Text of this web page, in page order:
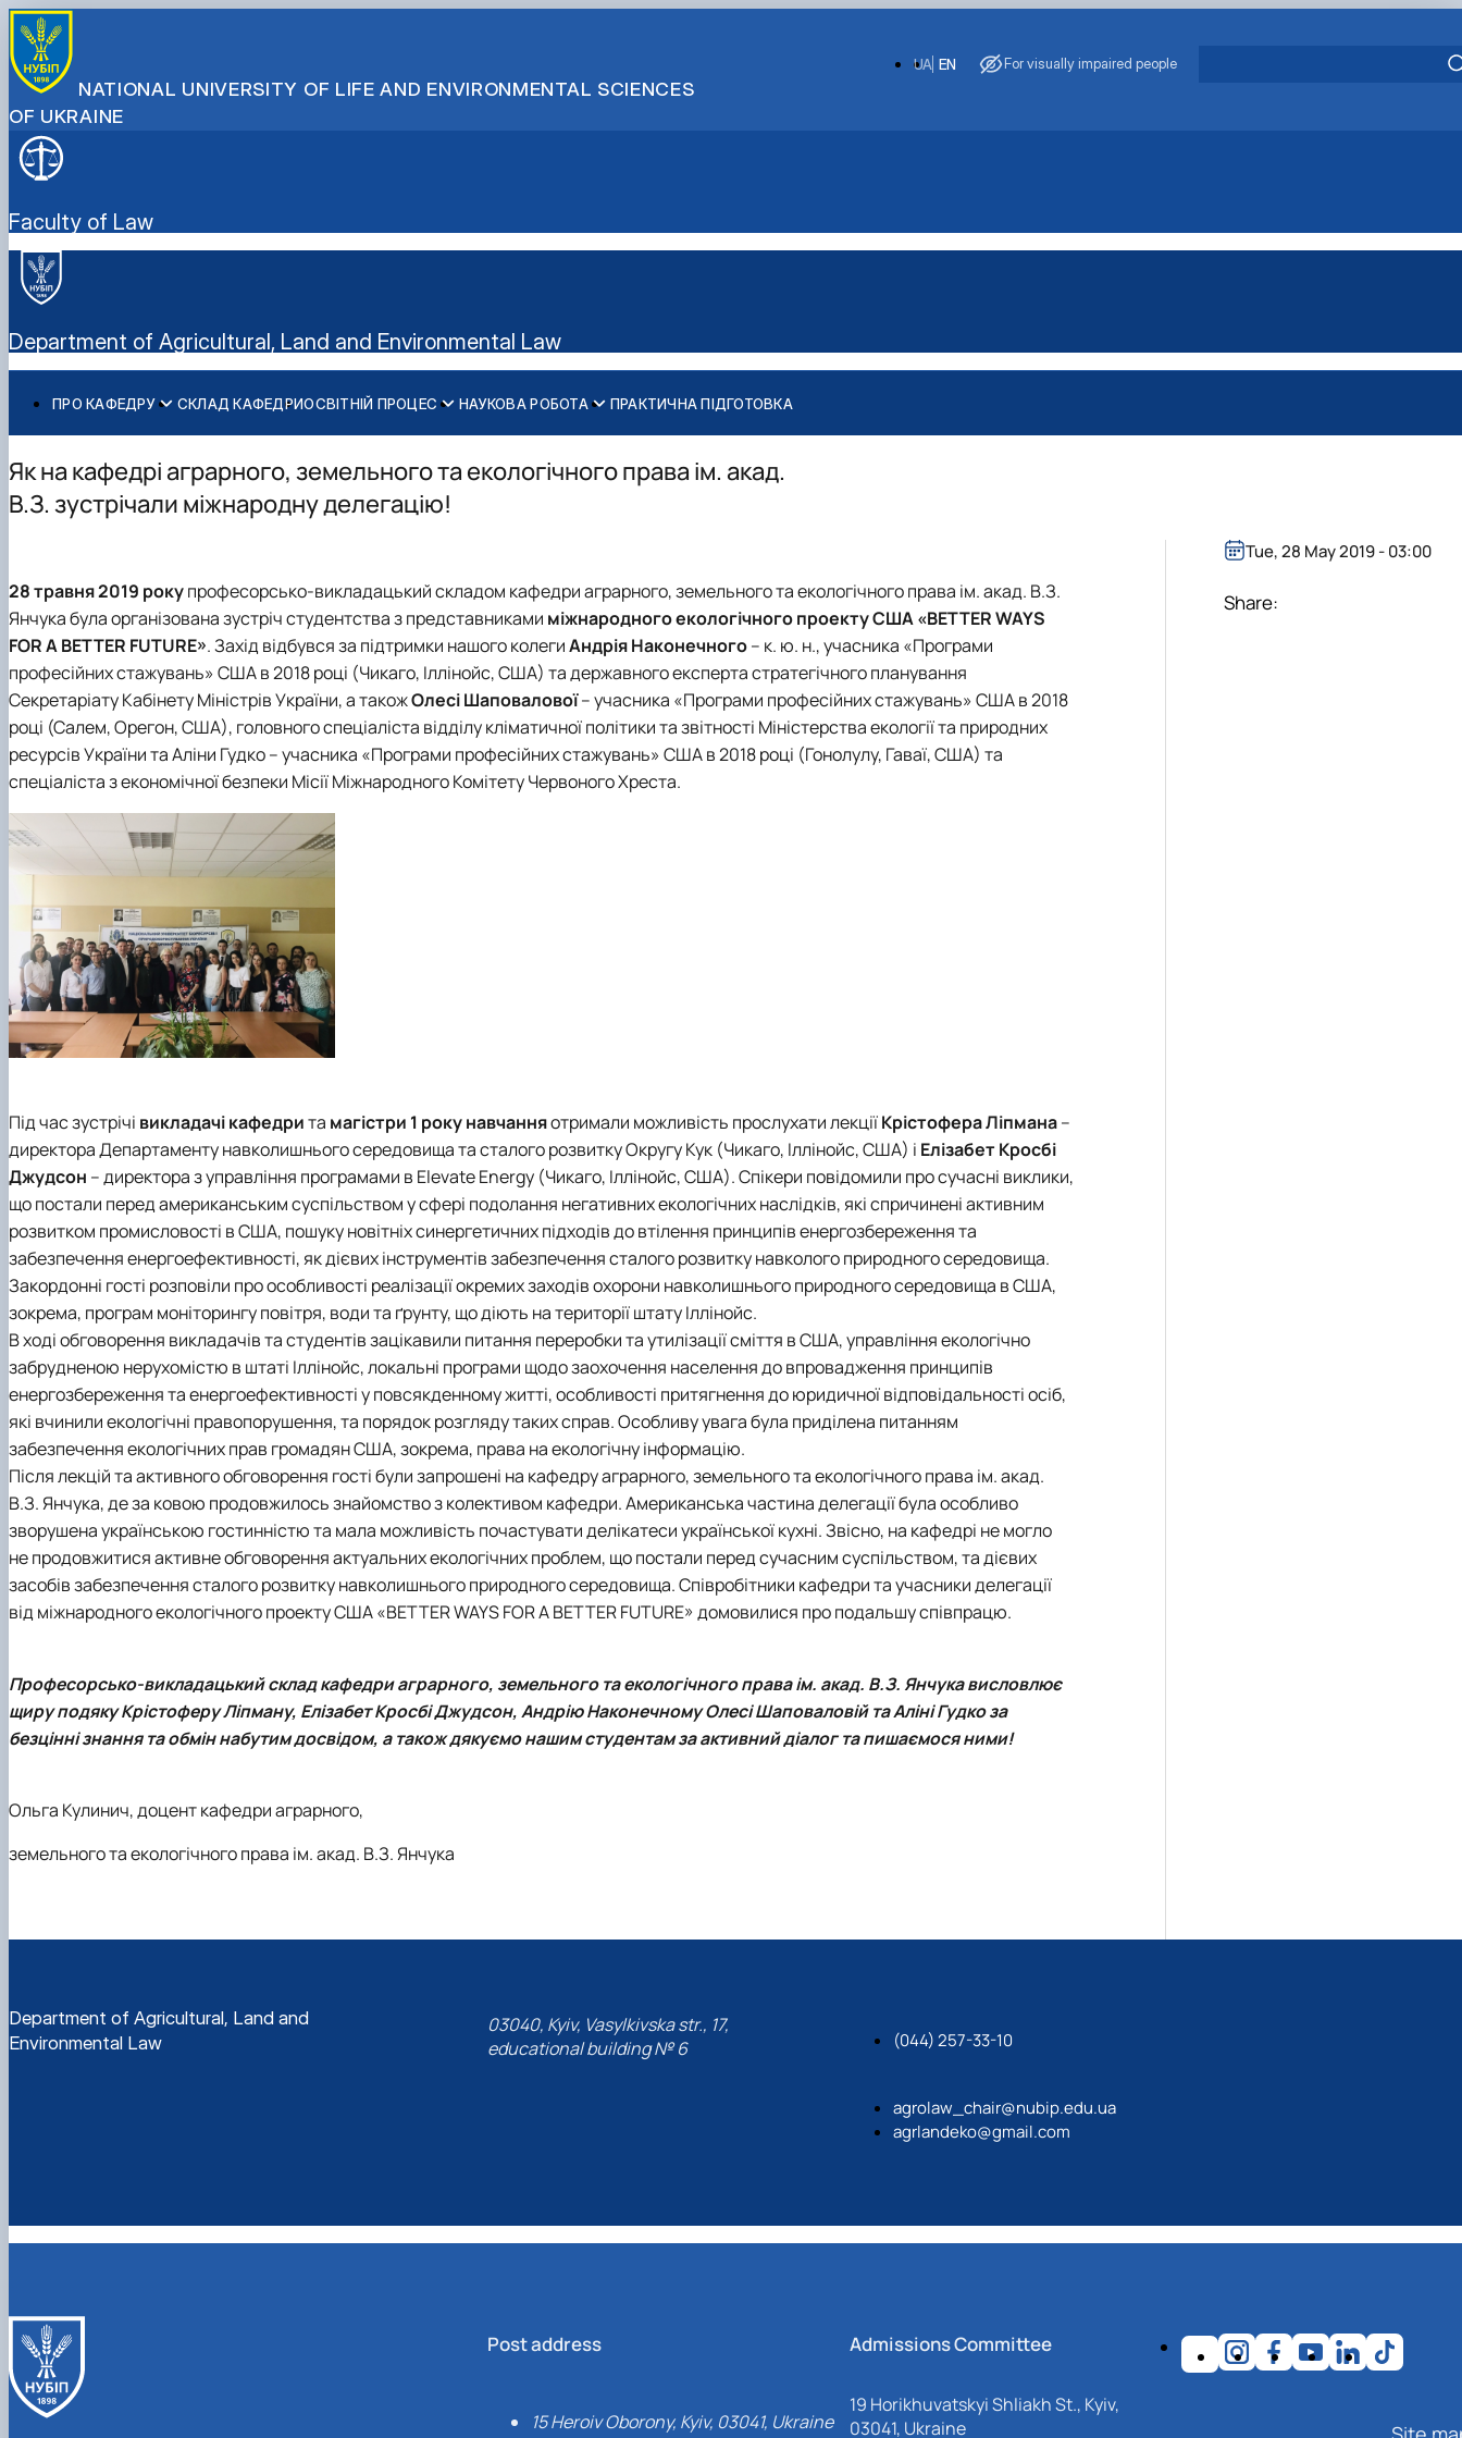
NATIONAL UNIVERSITY OF LIFE AND ENVIRONMENTAL SCIENCES
OF UKRAINE
EN
UA For visually impaired people
Faculty of Law
Department of Agricultural, Land and Environmental Law
ПРО КАФЕДРУ
Історія кафедри
Нагороди кафедри
СКЛАД КАФЕДРИОСВІТНІЙ ПРОЦЕС
Освітні програми
Освітньо-професійна програма підготовки Бакалаврів
Освітньо-професійна програма підготовки Магістрів
Організація освітнього процесу
Навчально-методичне забезпечення
НАУКОВА РОБОТА
Наукова робота кафедри
Сторінка аспіранта
Студентська наукова робота
ПРАКТИЧНА ПІДГОТОВКА
Як на кафедрі аграрного, земельного та екологічного права ім. акад.
В.З. зустрічали міжнародну делегацію!
28 травня 2019 рокупрофесорсько-викладацький складом кафедри аграрного, земельного та екологічного права ім. акад. В.З.
Янчука була організована зустріч студентства з представниками міжнародного екологічного проекту США «BETTER WAYS
FOR A BETTER FUTURE». Захід відбувся за підтримки нашого колегиАндрія Наконечного– к. ю. н., учасника «Програми
професійних стажувань» США в 2018 році (Чикаго, Іллінойс, США) та державного експерта стратегічного планування
Секретаріату Кабінету Міністрів України, а такожОлесі Шаповалової– учасника «Програми професійних стажувань» США в 2018
році (Салем, Орегон, США), головного спеціаліста відділу кліматичної політики та звітності Міністерства екології та природних
ресурсів України та Аліни Гудко – учасника «Програми професійних стажувань» США в 2018 році (Гонолулу, Гаваї, США) та
спеціаліста з економічної безпеки Місії Міжнародного Комітету Червоного Хреста.
Під час зустрічі викладачі кафедрита магістри 1 рокунавчанняотримали можливість прослухати лекціїКрістофера Ліпмана–
директора Департаменту навколишнього середовища та сталого розвитку Округу Кук (Чикаго, Іллінойс, США) і Елізабет Кросбі
Джудсон – директора з управління програмами в Elevate Energy (Чикаго, Іллінойс, США). Спікери повідомили про сучасні виклики,
що постали перед американським суспільством у сфері подолання негативних екологічних наслідків, які спричинені активним
розвитком промисловості в США, пошуку новітніх синергетичних підходів до втілення принципів енергозбереження та
забезпечення енергоефективності, як дієвих інструментів забезпечення сталого розвитку навколого природного середовища.
Закордонні гості розповіли про особливості реалізації окремих заходів охорони навколишнього природного середовища в США,
зокрема, програм моніторингу повітря, води та ґрунту, що діють на території штату Іллінойс.
В ході обговорення викладачів та студентів зацікавили питання переробки та утилізації сміття в США, управління екологічно
забрудненою нерухомістю в штаті Іллінойс, локальні програми щодо заохочення населення до впровадження принципів
енергозбереження та енергоефективності у повсякденному житті, особливості притягнення до юридичної відповідальності осіб,
які вчинили екологічні правопорушення, та порядок розгляду таких справ. Особливу увага була приділена питанням
забезпечення екологічних прав громадян США, зокрема, права на екологічну інформацію.
Після лекцій та активного обговорення гості були запрошені на кафедру аграрного, земельного та екологічного права ім. акад.
В.З. Янчука, де за ковою продовжилось знайомство з колективом кафедри. Американська частина делегації була особливо
зворушена українською гостинністю та мала можливість почастувати делікатеси української кухні. Звісно, на кафедрі не могло
не продовжитися активне обговорення актуальних екологічних проблем, що постали перед сучасним суспільством, та дієвих
засобів забезпечення сталого розвитку навколишнього природного середовища. Співробітники кафедри та учасники делегації
від міжнародного екологічного проекту США «BETTER WAYS FOR A BETTER FUTURE» домовилися про подальшу співпрацю.
Професорсько-викладацький склад кафедри аграрного, земельного та екологічного права ім. акад. В.З. Янчука висловлює
щиру подяку Крістоферу Ліпману, Елізабет Кросбі Джудсон, Андрію Наконечному Олесі Шаповаловій та Аліні Гудко за
безцінні знання та обмін набутим досвідом, а також дякуємо нашим студентам за активний діалог та пишаємося ними!
Ольга Кулинич, доцент кафедри аграрного,
земельного та екологічного права ім. акад. В.З. Янчука
Tue, 28 May 2019 - 03:00
Share:
Department of Agricultural, Land and
Environmental Law
03040, Kyiv, Vasylkivska str., 17,
educational building № 6
(044) 257-33-10
agrolaw_chair@nubip.edu.ua
agrlandeko@gmail.com
Post address
15 Heroiv Oborony, Kyiv, 03041, Ukraine
Admissions Committee
19 Horikhuvatskyi Shliakh St., Kyiv,
03041, Ukraine